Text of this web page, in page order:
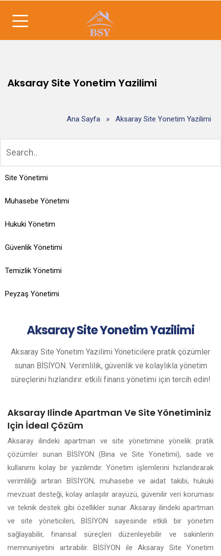
Aksaray Site Yonetim Yazilimi
Ana Sayfa » Aksaray Site Yonetim Yazilimi
Site Yönetimi
Muhasebe Yönetimi
Hukuki Yönetim
Güvenlik Yönetimi
Temizlik Yönetimi
Peyzaş Yönetimi
AksaraySite Yonetim Yazilimi
Aksaray Site Yonetim Yazilimi Yöneticilere pratik çözümler
sunan BİSİYON. Verimlilik, güvenlik ve kolaylıkla yönetim
süreçlerini hızlandırır. etkili finans yönetimi için tercih edin!
Aksaray Ilinde Apartman Ve Site Yönetiminiz
Için İdeal Çözüm
Aksaray ilindeki apartman ve site yönetimine yönelik pratik
çözümler sunan BİSİYON (Bina ve Site Yönetimi), sade ve
kullanımı kolay bir yazılımdır. Yönetim işlemlerini hızlandırarak
verimliliği artıran BİSİYON, muhasebe ve aidat takibi, hukuki
mevzuat desteği, kolay anlaşılır arayüzü, güvenilir veri koruması
ve teknik destek gibi özellikler sunar. Aksaray ilindeki apartman
ve site yöneticileri, BİSİYON sayesinde etkili bir yönetim
sağlayabilir, finansal süreçleri düzenleyebilir ve sakinlerin
memnuniyetini artırabilir. BİSİYON ile Aksaray Site Yonetim